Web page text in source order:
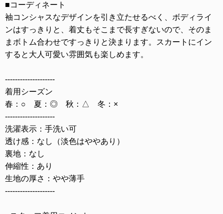
■コーディネート
袖コンシャスなデザインを引き立たせるべく、ボディライ
ンはすっきりと、着丈もそこまで長すぎないので、そのま
まボトム合わせですっきりと決まります。スカートにイン
すると大人可愛い雰囲気も楽しめます。
--------------------
着用シーズン
春：○ 夏：◎ 秋：△ 冬：×
--------------------
洗濯表示：手洗い可
透け感：なし（淡色はややあり）
裏地：なし
伸縮性：あり
生地の厚さ：やや薄手
--------------------